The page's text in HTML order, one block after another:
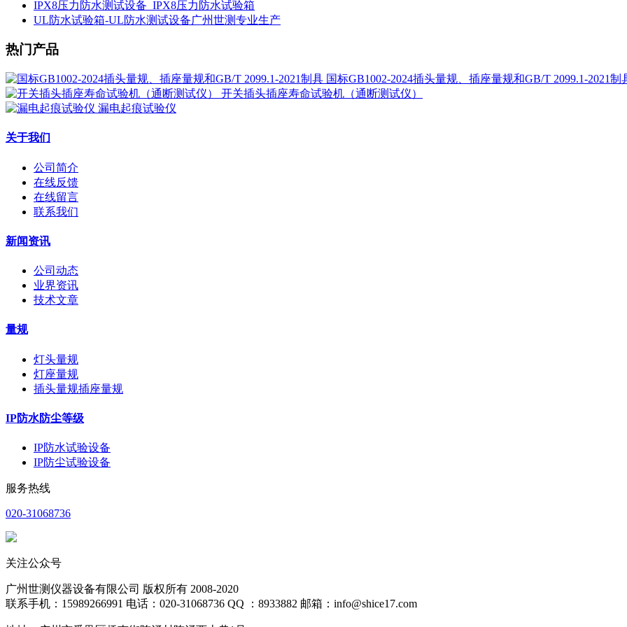
IPX8压力防水测试设备_IPX8压力防水试验箱
UL防水试验箱-UL防水测试设备广州世测专业生产
热门产品
国标GB1002-2024插头量规、插座量规和GB/T 2099.1-2021制
开关插头插座寿命试验机（通断测试仪）
漏电起痕试验仪
关于我们
公司简介
在线反馈
在线留言
联系我们
新闻资讯
公司动态
业界资讯
技术文章
量规
灯头量规
灯座量规
插头量规插座量规
IP防水防尘等级
IP防水试验设备
IP防尘试验设备
服务热线
020-31068736
关注公众号
广州世测仪器设备有限公司 版权所有 2008-2020
联系手机：15989266991 电话：020-31068736 QQ ：8933882 邮箱：info@shice17.com